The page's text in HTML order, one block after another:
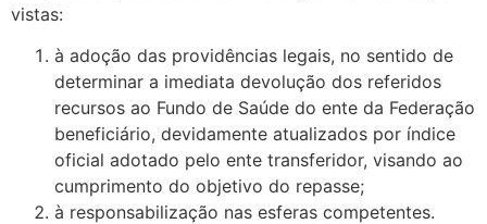
vistas:
à adoção das providências legais, no sentido de
determinar a imediata devolução dos referidos
recursos ao Fundo de Saúde do ente da Federação
beneficiário, devidamente atualizados por índice
oficial adotado pelo ente transferidor, visando ao
cumprimento do objetivo do repasse;
à responsabilização nas esferas competentes.